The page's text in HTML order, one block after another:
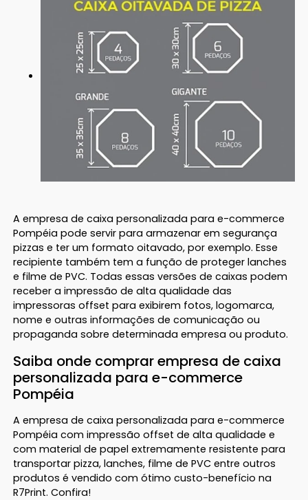
A empresa de caixa personalizada para e-commerce
Pompéia pode servir para armazenar em segurança
pizzas e ter um formato oitavado, por exemplo. Esse
recipiente também tem a função de proteger lanches
e filme de PVC. Todas essas versões de caixas podem
receber a impressão de alta qualidade das
impressoras offset para exibirem fotos, logomarca,
nome e outras informações de comunicação ou
propaganda sobre determinada empresa ou produto.
Saiba onde comprar empresa de caixa
personalizada para e-commerce
Pompéia
A empresa de caixa personalizada para e-commerce
Pompéia com impressão offset de alta qualidade e
com material de papel extremamente resistente para
transportar pizza, lanches, filme de PVC entre outros
produtos é vendido com ótimo custo-benefício na
R7Print. Confira!